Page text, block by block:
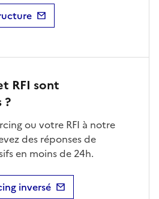
RFI sont
?
ou votre RFI à notre
des réponses de
en moins de 24h.
inversé